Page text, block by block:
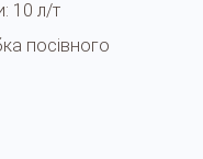
10 л/т
посівного